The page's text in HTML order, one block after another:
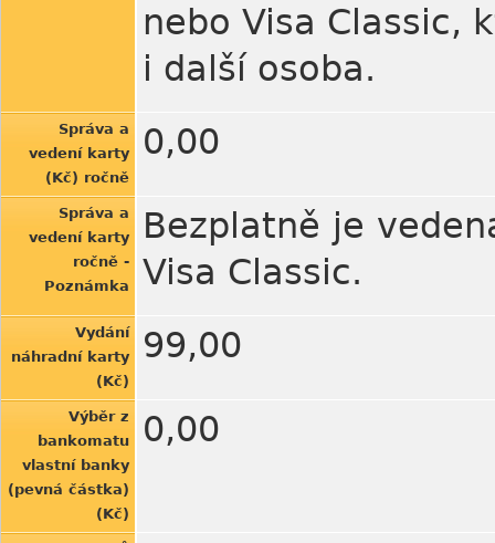
nebo Visa Classic,
i další osoba.
Správa a
vedení karty
(Kč) ročně
0,00
Správa a
vedení karty
ročně -
Poznámka
Bezplatně je
Visa Classic.
Vydání
náhradní karty
(Kč)
99,00
Výběr z
bankomatu
vlastní banky
(pevná částka)
(Kč)
0,00